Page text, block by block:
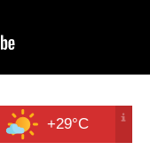
10 авг.